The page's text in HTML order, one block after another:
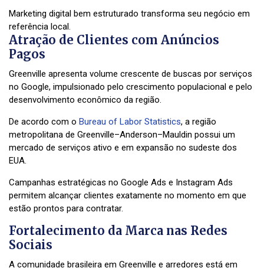
Marketing digital bem estruturado transforma seu negócio em
referência local.
Atração de Clientes com Anúncios
Pagos
Greenville apresenta volume crescente de buscas por serviços
no Google, impulsionado pelo crescimento populacional e pelo
desenvolvimento econômico da região.
De acordo com o Bureau of Labor Statistics, a região
metropolitana de Greenville–Anderson–Mauldin possui um
mercado de serviços ativo e em expansão no sudeste dos
EUA.
Campanhas estratégicas no Google Ads e Instagram Ads
permitem alcançar clientes exatamente no momento em que
estão prontos para contratar.
Fortalecimento da Marca nas Redes
Sociais
A comunidade brasileira em Greenville e arredores está em